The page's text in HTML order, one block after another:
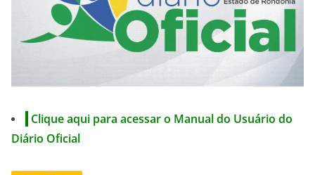
Clique aqui para acessar o Manual do Usuário do
Diário Oficial